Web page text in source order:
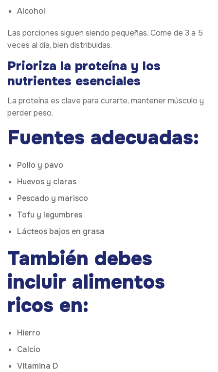
Alcohol
Las porciones siguen siendo pequeñas. Come de 3 a 5
veces al día, bien distribuidas.
Prioriza la proteína y los
nutrientes esenciales
La proteína es clave para curarte, mantener músculo y
perder peso.
Fuentes adecuadas:
Pollo y pavo
Huevos y claras
Pescado y marisco
Tofu y legumbres
Lácteos bajos en grasa
También debes
incluir alimentos
ricos en:
Hierro
Calcio
Vitamina D